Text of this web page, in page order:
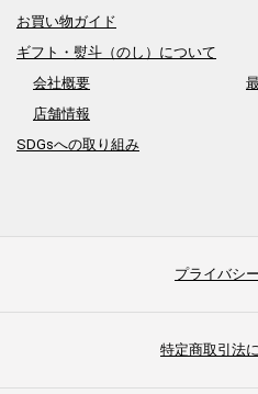
お買い物ガイド
ギフト・熨斗（のし）について
会社概要
店舗情報
SDGsへの取り組み
プライバシ
特定商取引法